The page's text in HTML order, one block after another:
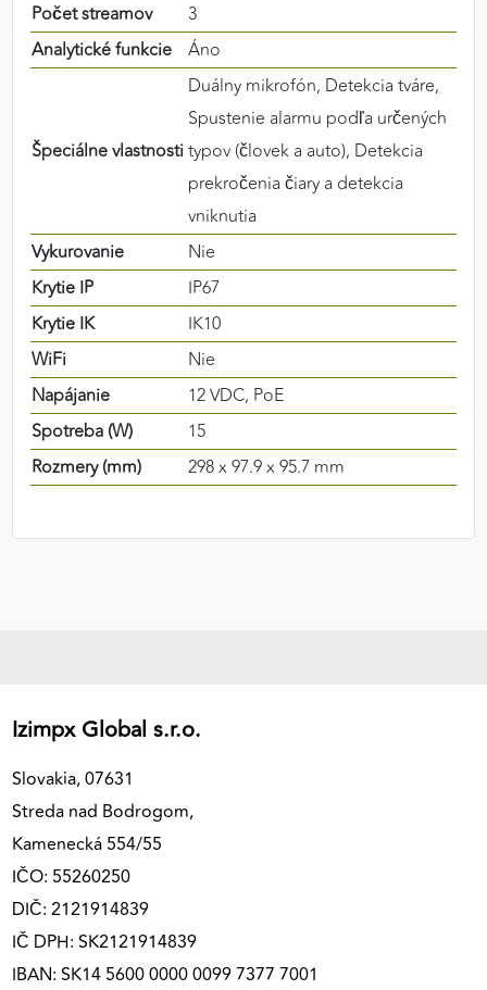
Počet streamov
3
Analytické funkcie
Áno
Špeciálne vlastnosti
Duálny mikrofón, Detekcia tváre,
Spustenie alarmu podľa určených
typov (človek a auto), Detekcia
prekročenia čiary a detekcia
vniknutia
Vykurovanie
Nie
Krytie IP
IP67
Krytie IK
IK10
WiFi
Nie
Napájanie
12 VDC, PoE
Spotreba (W)
15
Rozmery (mm)
298 x 97.9 x 95.7 mm
Izimpx Global s.r.o.
Slovakia, 07631
Streda nad Bodrogom,
Kamenecká 554/55
IČO: 55260250
DIČ: 2121914839
IČ DPH: SK2121914839
IBAN: SK14 5600 0000 0099 7377 7001